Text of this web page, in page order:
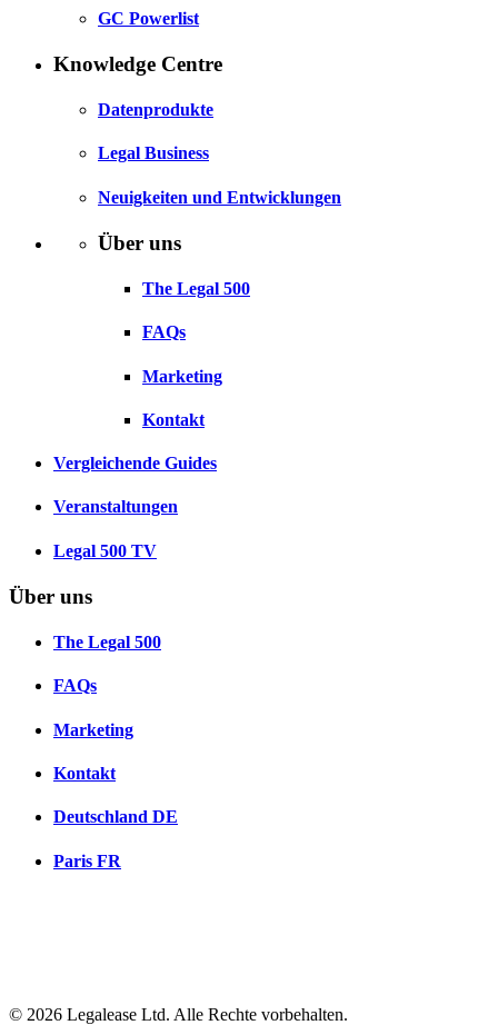
GC Powerlist
Knowledge Centre
Datenprodukte
Legal Business
Neuigkeiten und Entwicklungen
Über uns
The Legal 500
FAQs
Marketing
Kontakt
Vergleichende Guides
Veranstaltungen
Legal 500 TV
Über uns
The Legal 500
FAQs
Marketing
Kontakt
Deutschland DE
Paris FR
© 2026 Legalease Ltd. Alle Rechte vorbehalten.